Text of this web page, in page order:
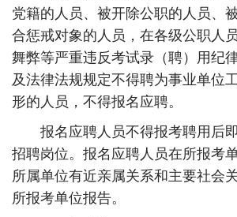
党籍的人员、被开除公职的人员、
合惩戒对象的人员，在各级公职人
舞弊等严重违反考试录（聘）用纪
及法律法规规定不得聘为事业单位
形的人员，不得报名应聘。
报名应聘人员不得报考聘用后
招聘岗位。报名应聘人员在所报考
所属单位有近亲属关系和主要社会
所报考单位报告。